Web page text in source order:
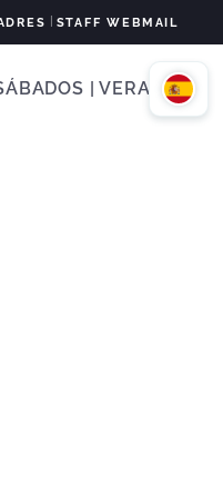
STAFF WEBMAIL
| VERANO